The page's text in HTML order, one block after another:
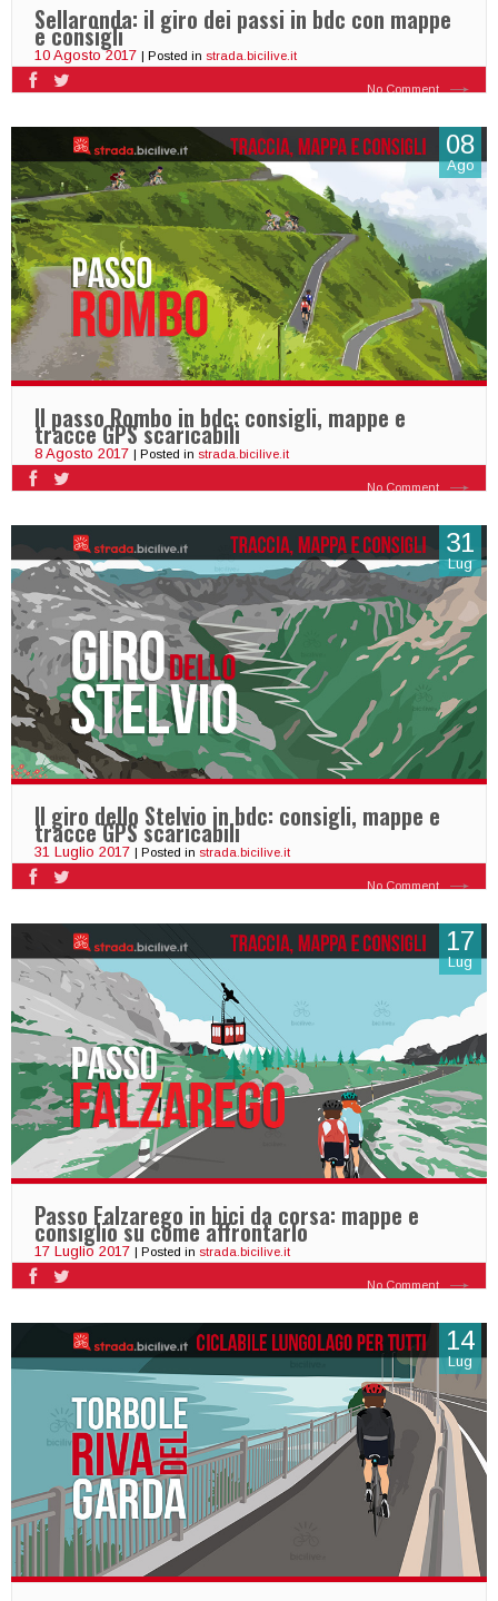
Sellaronda: il giro dei passi in bdc con mappe
e consigli
10 Agosto 2017 | Posted in strada.bicilive.it
No Comment
08
Ago
Il passo Rombo in bdc: consigli, mappe e
tracce GPS scaricabili
8 Agosto 2017 | Posted in strada.bicilive.it
No Comment
31
Lug
Il giro dello Stelvio in bdc: consigli, mappe e
tracce GPS scaricabili
31 Luglio 2017 | Posted in strada.bicilive.it
No Comment
17
Lug
Passo Falzarego in bici da corsa: mappe e
consiglio su come affrontarlo
17 Luglio 2017 | Posted in strada.bicilive.it
No Comment
14
Lug